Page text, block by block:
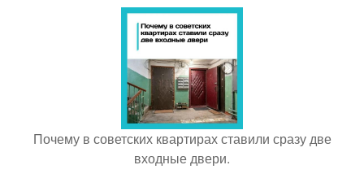
Почему в советских квартирах ставили сразу две
входные двери.